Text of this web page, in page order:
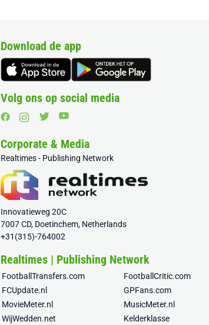
Download de app
Volg ons op social media
Corporate & Media
Realtimes - Publishing Network
Innovatieweg 20C
7007 CD, Doetinchem, Netherlands
+31(315)-764002
Realtimes | Publishing Network
FootballTransfers.com
FootballCritic.com
FCUpdate.nl
GPFans.com
MovieMeter.nl
MusicMeter.nl
WijWedden.net
Kelderklasse